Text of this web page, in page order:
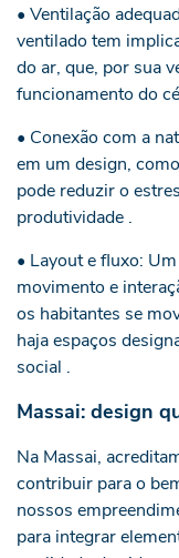
• Ventilação
ventilado tem
do ar, que, por sua
funcionamento do
• Conexão com a
em um design,
pode reduzir o
produtividade .
• Layout e fluxo:
movimento e
os habitantes se
haja espaços
social .
Massai: design
Na Massai,
contribuir para o
nossos
para integrar